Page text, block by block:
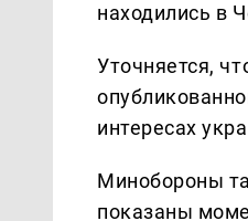
находились в
Уточняется,
интересах
Минобороны
показаны